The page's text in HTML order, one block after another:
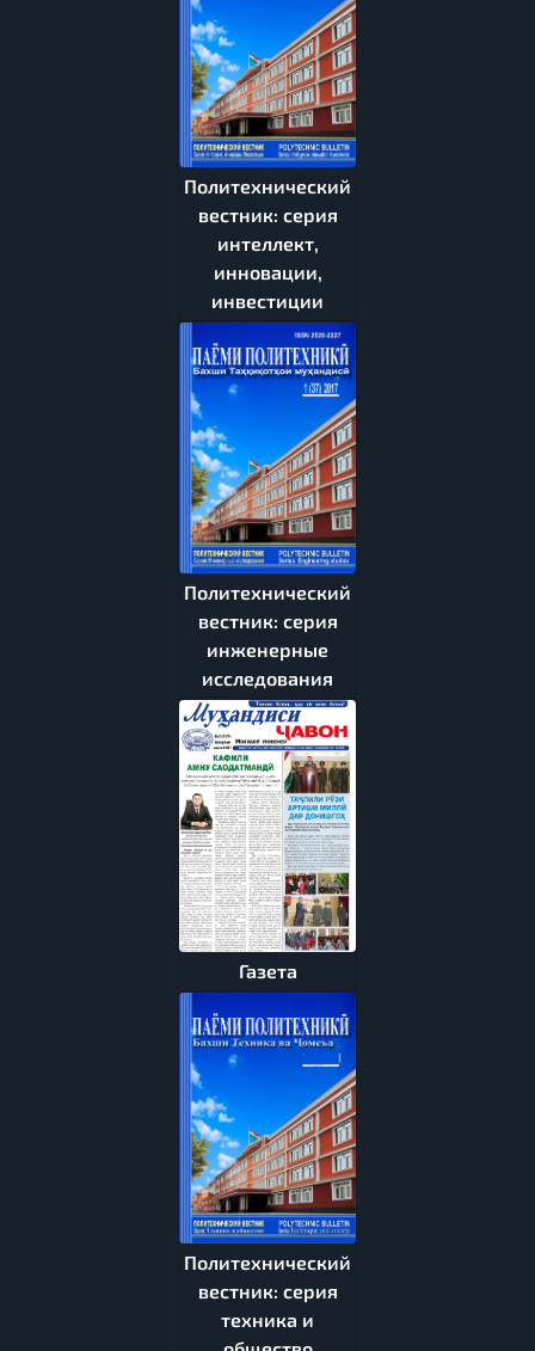
Политехнический
вестник: серия
интеллект,
инновации,
инвестиции
Политехнический
вестник: серия
инженерные
исследования
Газета
Политехнический
вестник: серия
техника и